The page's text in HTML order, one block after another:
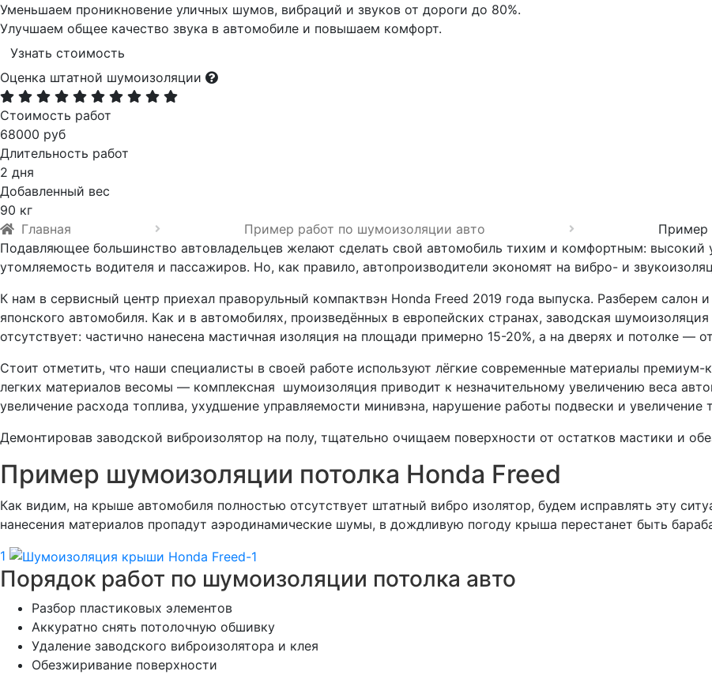
Уменьшаем проникновение уличных шумов, вибраций и звуков от дороги до 80%.
Улучшаем общее качество звука в автомобиле и повышаем комфорт.
Узнать стоимость
Оценка штатной шумоизоляции
Стоимость работ
68000 руб
Длительность работ
2 дня
Добавленный вес
90 кг
Главная
Пример работ по шумоизоляции авто
Пример
Подавляющее большинство автовладельцев желают сделать свой автомобиль тихим и комфортным: высокий
утомляемость водителя и пассажиров. Но, как правило, автопроизводители экономят на вибро- и
К нам в сервисный центр приехал праворульный компактвэн Honda Freed 2019 года выпуска. Разберем салон
японского автомобиля. Как и в автомобилях, произведённых в европейских странах, заводская
отсутствует: частично нанесена мастичная изоляция на площади примерно 15-20%, а на дверях и потолке —
Стоит отметить, что наши специалисты в своей работе используют лёгкие современные материалы
легких материалов весомы — комплексная шумоизоляция приводит к незначительному увеличению веса
увеличение расхода топлива, ухудшение управляемости минивэна, нарушение работы подвески и увеличение
Демонтировав заводской виброизолятор на полу, тщательно очищаем поверхности от остатков мастики и
Пример шумоизоляции потолка Honda Freed
Как видим, на крыше автомобиля полностью отсутствует штатный вибро изолятор, будем исправлять эту
нанесения материалов пропадут аэродинамические шумы, в дождливую погоду крыша перестанет быть
1
Порядок работ по шумоизоляции потолка авто
Разбор пластиковых элементов
Аккуратно снять потолочную обшивку
Удаление заводского виброизолятора и клея
Обезжиривание поверхности